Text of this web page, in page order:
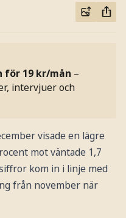
för 19 kr/mån –
intervjuer och
visade en lägre
mot väntade 1,7
kom in i linje med
från november när